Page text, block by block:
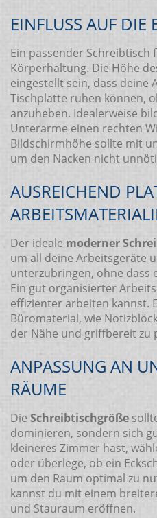
EINFLUSS AUF DIE
Ein passender Schreibtisch
Körperhaltung. Die Höhe
eingestellt sein, dass deine
Tischplatte ruhen können,
anzuheben. Idealerweise
Unterarme einen rechten
Bildschirmhöhe sollte mit
um den Nacken nicht
AUSREICHEND
Der ideale moderner
um all deine Arbeitsgeräte
unterzubringen, ohne dass
Ein gut organisierter
effizienter arbeiten kannst.
Büromaterial, wie
der Nähe und griffbereit zu
ANPASSUNG AN
RÄUME
Die Schreibtischgröße
dominieren, sondern sich
kleineres Zimmer hast,
oder überlege, ob ein
um den Raum optimal zu
kannst du mit einem
und Stauraum eröffnen.